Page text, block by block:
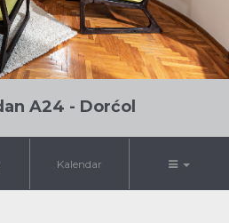
A24 - Dorćol
Kalendar